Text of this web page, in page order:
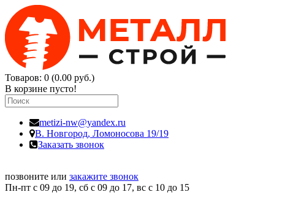
Товаров: 0 (0.00 руб.)
В корзине пусто!
metizi-nw@yandex.ru
В. Новгород, Ломоносова 19/19
Заказать звонок
позвоните или закажите звонок
Пн-пт с 09 до 19, сб с 09 до 17, вс c 10 до 15